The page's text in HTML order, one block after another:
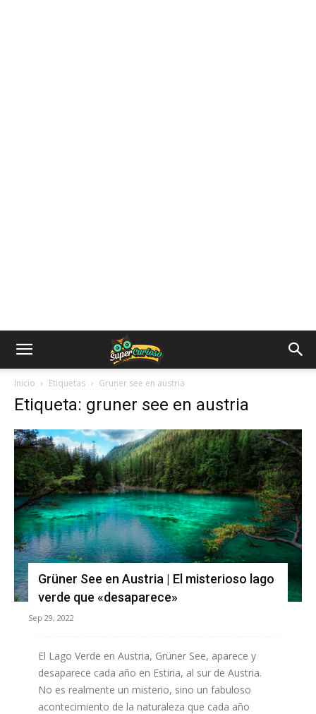
Inicio Etiquetas Gruner see en austria
Etiqueta: gruner see en austria
Grüner See en Austria | El misterioso lago
verde que «desaparece»
Sep 29, 2022
El Lago Verde en Austria, Grüner See, aparece y
desaparece cada año en Estiria, al sur de Austria.
No es realmente un misterio, sino un fabuloso
acontecimiento de la naturaleza que cada año